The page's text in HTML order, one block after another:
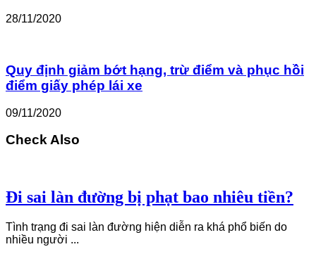
28/11/2020
Quy định giảm bớt hạng, trừ điểm và phục hồi
điểm giấy phép lái xe
09/11/2020
Check Also
Đi sai làn đường bị phạt bao nhiêu tiền?
Tình trạng đi sai làn đường hiện diễn ra khá phổ biến do
nhiều người ...